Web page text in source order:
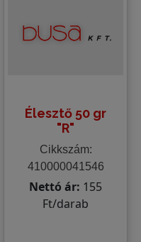
Élesztő 50 gr
"R"
Cikkszám:
410000041546
Nettó ár: 155
Ft/darab